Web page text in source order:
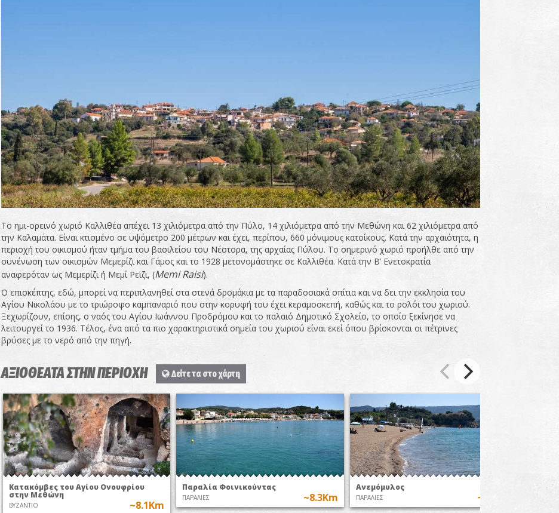
Το ημι-ορεινό χωριό Καλλιθέα απέχει 13 χιλιόμετρα από την Πύλο, 14 χιλιόμετρα από την Μεθώνη και 62 χιλιόμετρα από
την Καλαμάτα. Είναι κτισμένο σε υψόμετρο 200 μέτρων και έχει, περίπου, 660 μόνιμους κατοίκους. Κατά την αρχαιότητα, η
περιοχή του οικισμού ήταν τμήμα του βασιλείου του Νέστορα, της αρχαίας Πύλου. Το σημερινό χωριό προήλθε από την
συνένωση των οικισμών Μεμερίζι και Γάμος και το 1928 μετονομάστηκε σε Καλλιθέα. Κατά την Β’ Ενετοκρατία
αναφερόταν ως Μεμερίζι ή Μεμί Ρεϊζι, (Memi Raisi).
Ο επισκέπτης, εδώ, μπορεί να περιπλανηθεί στα στενά δρομάκια με τα παραδοσιακά σπίτια και να δει την εκκλησία του
Αγίου Νικολάου με το τριώροφο καμπαναριό που στην κορυφή του έχει κεραμοσκεπή, καθώς και το ρολόι του χωριού.
Ξεχωρίζουν, επίσης, ο ναός του Αγίου Ιωάννου Προδρόμου και το παλαιό Δημοτικό Σχολείο, το οποίο ξεκίνησε να
λειτουργεί το 1936. Τέλος, ένα από τα πιο χαρακτηριστικά σημεία του χωριού είναι εκεί όπου βρίσκονται οι πέτρινες
βρύσες με το νερό από την πηγή.
ΑΞΙΟΘΕΑΤΑ ΣΤΗΝ ΠΕΡΙΟΧΗ Δείτε τα στο χάρτη
Κατακόμβες του Αγίου Ονουφρίου
στην Μεθώνη
ΒΥΖΑΝΤΙΟ ~8.1Km
Παραλία Φοινικούντας
ΠΑΡΑΛΙΕΣ ~8.3Km
Ανεμόμυλος
ΠΑΡΑΛΙΕΣ ~8.5Km